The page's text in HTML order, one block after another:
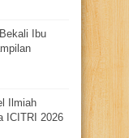
Ibu
Ilmiah
ICITRI 2026